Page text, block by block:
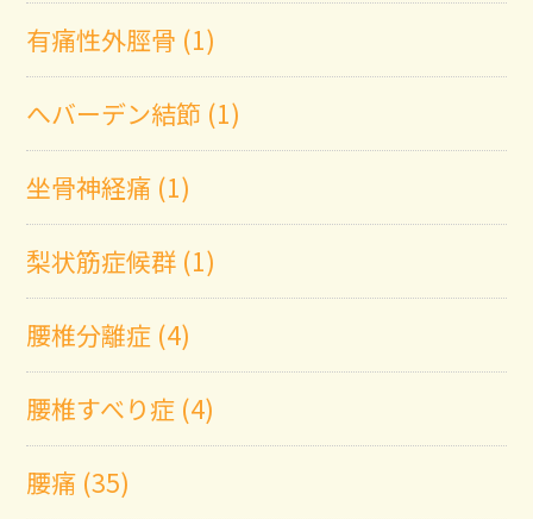
有痛性外脛骨 (1)
へバーデン結節 (1)
坐骨神経痛 (1)
梨状筋症候群 (1)
腰椎分離症 (4)
腰椎すべり症 (4)
腰痛 (35)